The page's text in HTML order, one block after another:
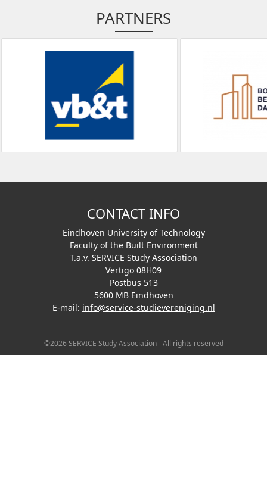
PARTNERS
CONTACT INFO
Eindhoven University of Technology
Faculty of the Built Environment
T.a.v. SERVICE Study Association
Vertigo 08H09
Postbus 513
5600 MB Eindhoven
E-mail: info@service-studievereniging.nl
©2026 SERVICE Study Association - All rights reserved